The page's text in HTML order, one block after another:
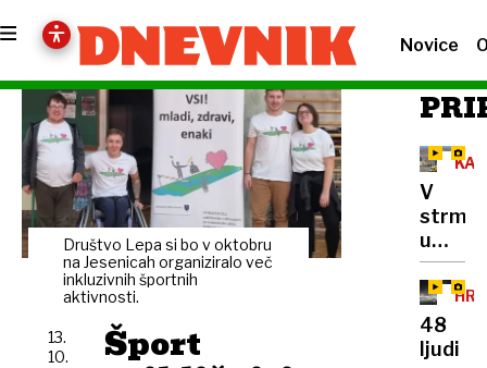
Novice
Društvo Lepa si bo v oktobru
na Jesenicah organiziralo več
inkluzivnih športnih
aktivnosti.
Šport
13.
10.
V
umrlo
38
ljudi,
se
vse
48
ljudi